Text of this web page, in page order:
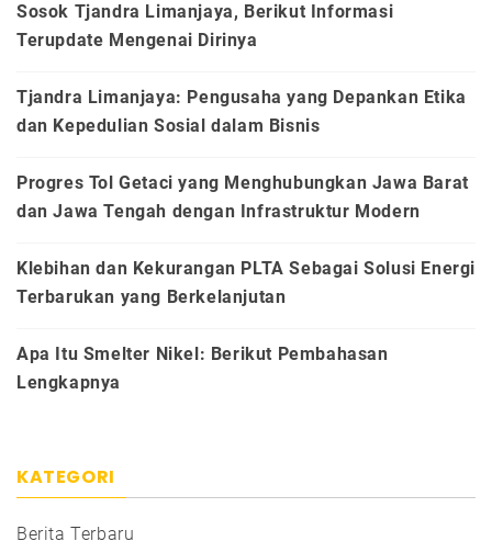
Sosok Tjandra Limanjaya, Berikut Informasi
Terupdate Mengenai Dirinya
Tjandra Limanjaya: Pengusaha yang Depankan Etika
dan Kepedulian Sosial dalam Bisnis
Progres Tol Getaci yang Menghubungkan Jawa Barat
dan Jawa Tengah dengan Infrastruktur Modern
Klebihan dan Kekurangan PLTA Sebagai Solusi Energi
Terbarukan yang Berkelanjutan
Apa Itu Smelter Nikel: Berikut Pembahasan
Lengkapnya
KATEGORI
Berita Terbaru